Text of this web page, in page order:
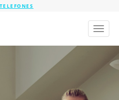
TELEFONES
Toggle